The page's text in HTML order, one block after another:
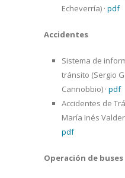
Echeverría) · pdf
Accidentes
Sistema de
tránsito (Sergio
Cannobbio) · pdf
Accidentes de
María Inés
pdf
Operación de buses